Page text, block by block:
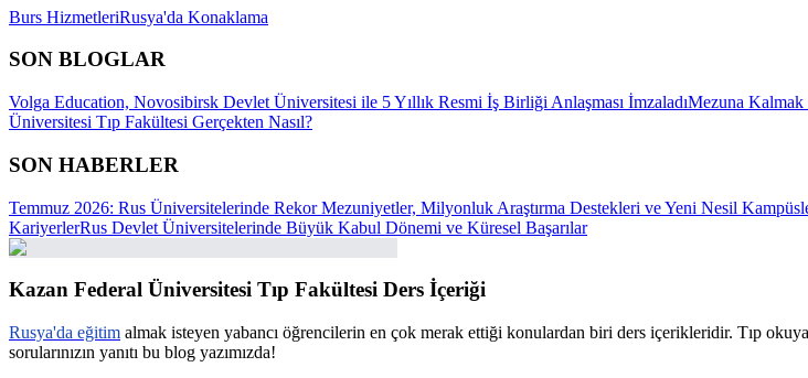
Burs HizmetleriRusya'da Konaklama
SON BLOGLAR
Volga Education, Novosibirsk Devlet Üniversitesi ile 5 Yıllık Resmi İş Birliği Anlaşması İmzaladıMezuna Kalmak
Üniversitesi Tıp Fakültesi Gerçekten Nasıl?
SON HABERLER
Temmuz 2026: Rus Üniversitelerinde Rekor Mezuniyetler, Milyonluk Araştırma Destekleri ve Yeni Nesil
KariyerlerRus Devlet Üniversitelerinde Büyük Kabul Dönemi ve Küresel Başarılar
Kazan Federal Üniversitesi Tıp Fakültesi Ders İçeriği
Rusya'da eğitim almak isteyen yabancı öğrencilerin en çok merak ettiği konulardan biri ders içerikleridir. Tıp
sorularınızın yanıtı bu blog yazımızda!